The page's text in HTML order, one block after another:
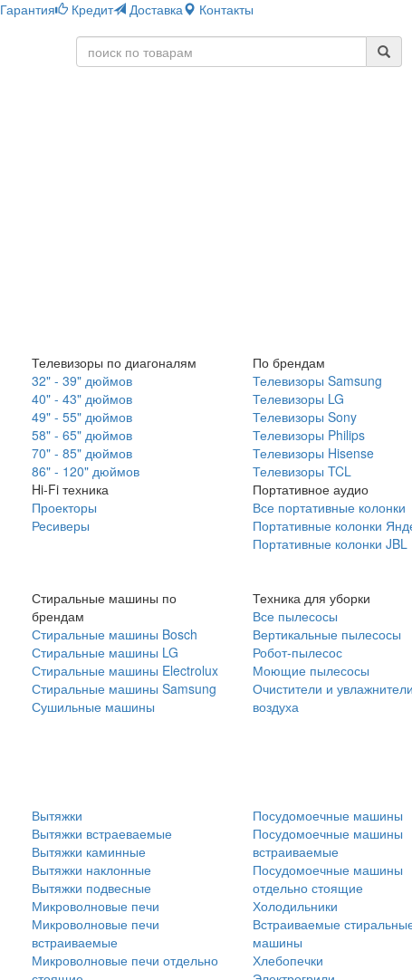
Гарантия Кредит Доставка
Контакты
Телевизоры по диагоналям
32" - 39" дюймов
40" - 43" дюймов
49" - 55" дюймов
58" - 65" дюймов
70" - 85" дюймов
86" - 120" дюймов
Hi-Fi техника
Проекторы
Ресиверы
По брендам
Телевизоры Samsung
Телевизоры LG
Телевизоры Sony
Телевизоры Philips
Телевизоры Hisense
Телевизоры TCL
Портативное аудио
Все портативные колонки
Портативные колонки
Портативные колонки JBL
Стиральные машины по
брендам
Стиральные машины Bosch
Стиральные машины LG
Стиральные машины Electrolux
Стиральные машины Samsung
Сушильные машины
Техника для уборки
Все пылесосы
Вертикальные пылесосы
Робот-пылесос
Моющие пылесосы
Очистители и увлажнители
воздуха
Вытяжки
Вытяжки встраеваемые
Вытяжки каминные
Вытяжки наклонные
Вытяжки подвесные
Микроволновые печи
Микроволновые печи
встраиваемые
Микроволновые печи отдельно
Посудомоечные машины
Посудомоечные машины
встраиваемые
Посудомоечные машины
отдельно стоящие
Холодильники
Встраиваемые
машины
Хлебопечки